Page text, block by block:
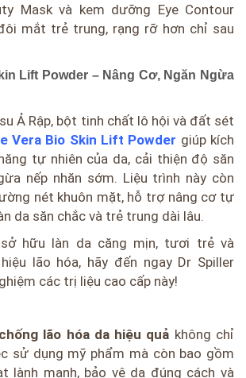
Mask và kem dưỡng Eye Contour
mắt trẻ trung, rạng rỡ hơn chỉ sau
Lift Powder – Nâng Cơ, Ngăn Ngừa
Ả Rập, bột tinh chất lô hội và đất sét
Vera Bio Skin Lift Powder giúp kích
tự nhiên của da, cải thiện độ săn
nếp nhăn sớm. Liệu trình này còn
nét khuôn mặt, hỗ trợ nâng cơ tự
da săn chắc và trẻ trung dài lâu.
sở hữu làn da căng mịn, tươi trẻ và
lão hóa, hãy đến ngay Dr Spiller
các trị liệu cao cấp này!
lão hóa da hiệu quả không chỉ
sử dụng mỹ phẩm mà còn bao gồm
lành mạnh, bảo vệ da đúng cách và